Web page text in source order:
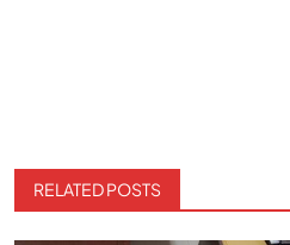
RELATED POSTS